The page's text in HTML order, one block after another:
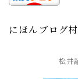
にほんブログ村
松井